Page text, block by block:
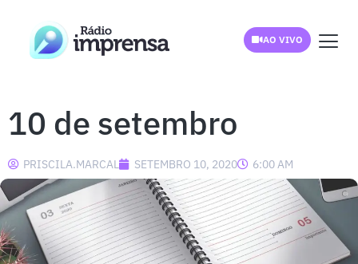
AO VIVO
10 de setembro
PRISCILA.MARCAL SETEMBRO 10, 2020 6:00 AM